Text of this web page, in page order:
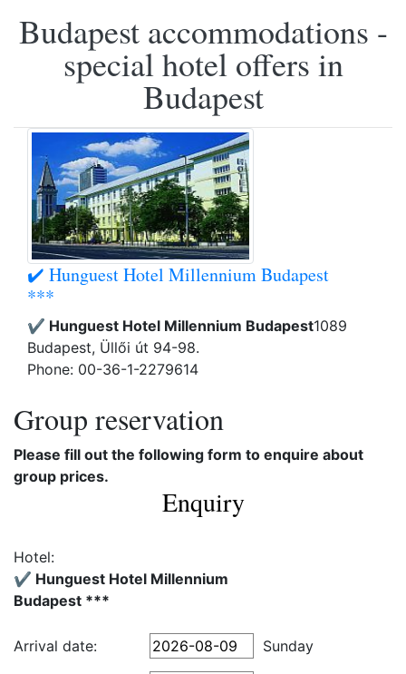
Budapest accommodations -
special hotel offers in
Budapest
✔️ Hunguest Hotel Millennium Budapest
***
✔️ Hunguest Hotel Millennium Budapest1089
Budapest, Üllői út 94-98.
Phone: 00-36-1-2279614
Group reservation
Please fill out the following form to enquire about
group prices.
Enquiry
Hotel:
✔️ Hunguest Hotel Millennium
Budapest ***
Arrival date: Sunday